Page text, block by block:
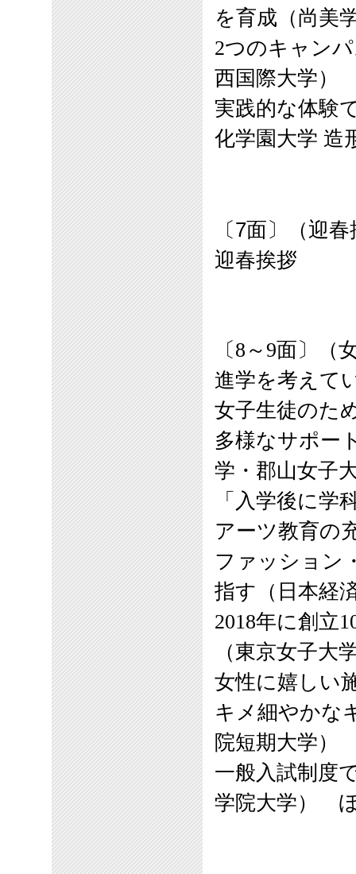
を育成（尚美
2つのキャン
西国際大学）
実践的な体験
化学園大学 造
〔7面〕（迎
迎春挨拶
〔8～9面〕（
進学を考えて
女子生徒のた
多様なサポー
学・郡山女子
「入学後に
アーツ教育の
ファッション
指す（日本経
2018年に創立
（東京女子大
女性に嬉しい
キメ細やかな
院短期大学）
一般入試制度
学院大学）